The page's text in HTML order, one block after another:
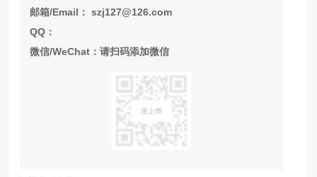
邮箱/Email： szj127@126.com
QQ：
微信/WeChat：请扫码添加微信